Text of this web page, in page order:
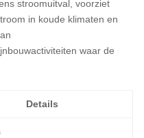
stroomuitval, voorziet
in koude klimaten en
waar de
Details